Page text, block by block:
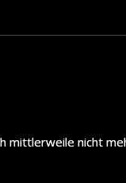
mittlerweile nicht